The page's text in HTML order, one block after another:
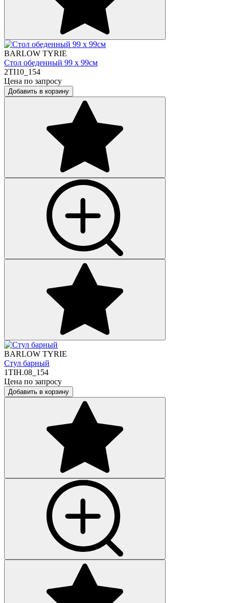
BARLOW TYRIE
Стол обеденный 99 х 99см
2TI10_154
Цена по запросу
Добавить в корзину
BARLOW TYRIE
Стул барный
1TIH.08_154
Цена по запросу
Добавить в корзину